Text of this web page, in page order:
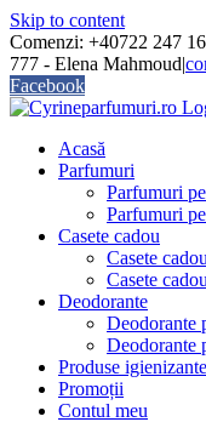
Skip to content
Comenzi: +40722 247
777 - Elena Mahmoud|
Facebook
Acasă
Parfumuri
Parfumuri
Parfumuri
Casete cadou
Casete
Casete
Deodorante
Deodorante
Deodorante
Produse igienizante
Promoții
Contul meu